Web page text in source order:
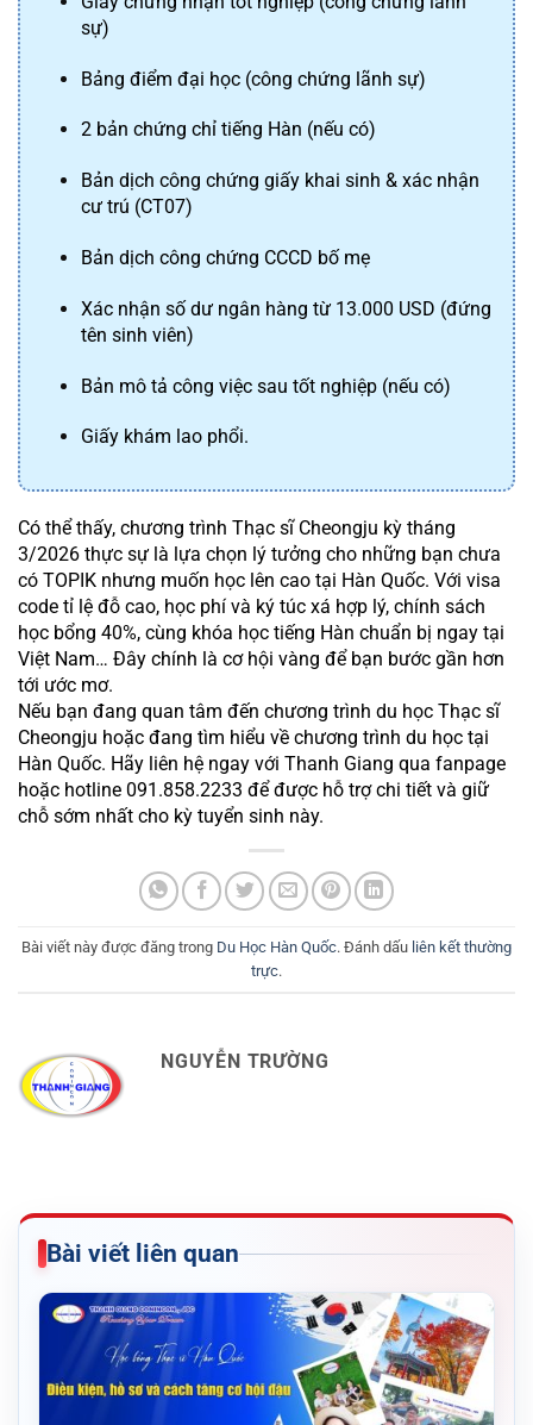
sự)
Bảng điểm đại học (công chứng lãnh sự)
2 bản chứng chỉ tiếng Hàn (nếu có)
Bản dịch công chứng giấy khai sinh & xác nhận
cư trú (CT07)
Bản dịch công chứng CCCD bố mẹ
Xác nhận số dư ngân hàng từ 13.000 USD (đứng
tên sinh viên)
Bản mô tả công việc sau tốt nghiệp (nếu có)
Giấy khám lao phổi.
Có thể thấy, chương trình Thạc sĩ Cheongju kỳ tháng
3/2026 thực sự là lựa chọn lý tưởng cho những bạn chưa
có TOPIK nhưng muốn học lên cao tại Hàn Quốc. Với visa
code tỉ lệ đỗ cao, học phí và ký túc xá hợp lý, chính sách
học bổng 40%, cùng khóa học tiếng Hàn chuẩn bị ngay tại
Việt Nam… Đây chính là cơ hội vàng để bạn bước gần hơn
tới ước mơ.
Nếu bạn đang quan tâm đến chương trình du học Thạc sĩ
Cheongju hoặc đang tìm hiểu về chương trình du học tại
Hàn Quốc. Hãy liên hệ ngay với Thanh Giang qua fanpage
hoặc hotline 091.858.2233 để được hỗ trợ chi tiết và giữ
chỗ sớm nhất cho kỳ tuyển sinh này.
Bài viết này được đăng trong Du Học Hàn Quốc. Đánh dấu liên kết thường
trực.
NGUYỄN TRƯỜNG
Bài viết liên quan